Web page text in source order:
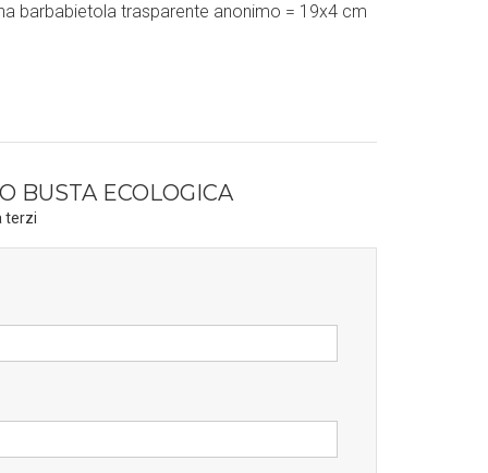
barbabietola trasparente anonimo = 19x4 cm
BUSTA ECOLOGICA
terzi